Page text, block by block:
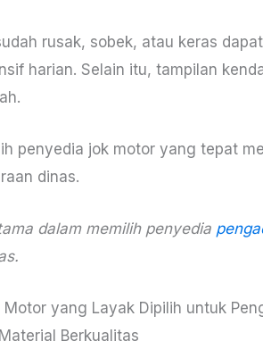
rusak, sobek, atau keras
harian. Selain itu, tampilan
penyedia jok motor yang tepat
dinas.
dalam memilih penyedia
yang Layak Dipilih untuk
Berkualitas